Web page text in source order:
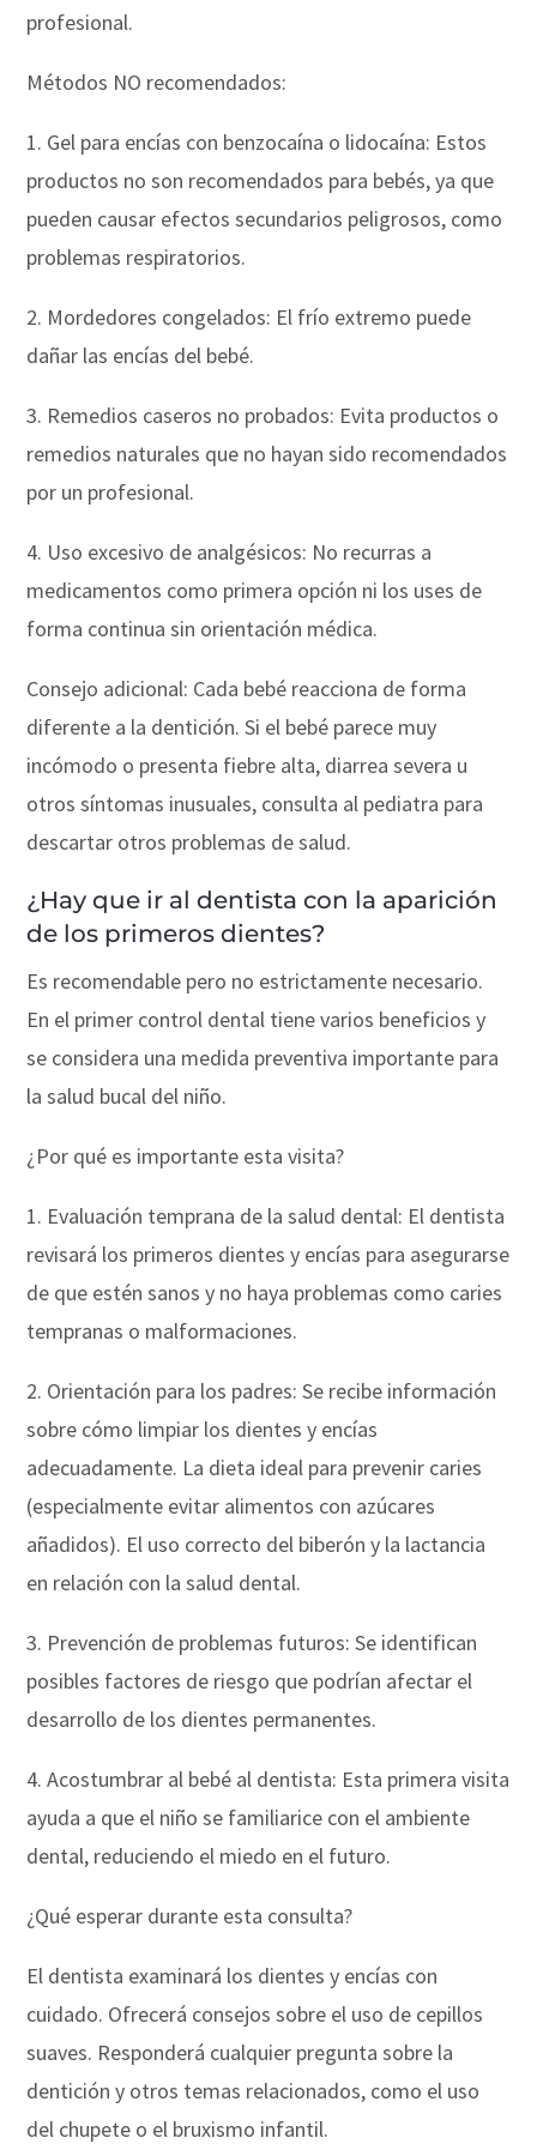
profesional.
Métodos NO recomendados:
1. Gel para encías con benzocaína o lidocaína: Estos
productos no son recomendados para bebés, ya que
pueden causar efectos secundarios peligrosos, como
problemas respiratorios.
2. Mordedores congelados: El frío extremo puede
dañar las encías del bebé.
3. Remedios caseros no probados: Evita productos o
remedios naturales que no hayan sido recomendados
por un profesional.
4. Uso excesivo de analgésicos: No recurras a
medicamentos como primera opción ni los uses de
forma continua sin orientación médica.
Consejo adicional: Cada bebé reacciona de forma
diferente a la dentición. Si el bebé parece muy
incómodo o presenta fiebre alta, diarrea severa u
otros síntomas inusuales, consulta al pediatra para
descartar otros problemas de salud.
¿Hay que ir al dentista con la aparición
de los primeros dientes?
Es recomendable pero no estrictamente necesario.
En el primer control dental tiene varios beneficios y
se considera una medida preventiva importante para
la salud bucal del niño.
¿Por qué es importante esta visita?
1. Evaluación temprana de la salud dental: El dentista
revisará los primeros dientes y encías para asegurarse
de que estén sanos y no haya problemas como caries
tempranas o malformaciones.
2. Orientación para los padres: Se recibe información
sobre cómo limpiar los dientes y encías
adecuadamente. La dieta ideal para prevenir caries
(especialmente evitar alimentos con azúcares
añadidos). El uso correcto del biberón y la lactancia
en relación con la salud dental.
3. Prevención de problemas futuros: Se identifican
posibles factores de riesgo que podrían afectar el
desarrollo de los dientes permanentes.
4. Acostumbrar al bebé al dentista: Esta primera visita
ayuda a que el niño se familiarice con el ambiente
dental, reduciendo el miedo en el futuro.
¿Qué esperar durante esta consulta?
El dentista examinará los dientes y encías con
cuidado. Ofrecerá consejos sobre el uso de cepillos
suaves. Responderá cualquier pregunta sobre la
dentición y otros temas relacionados, como el uso
del chupete o el bruxismo infantil.